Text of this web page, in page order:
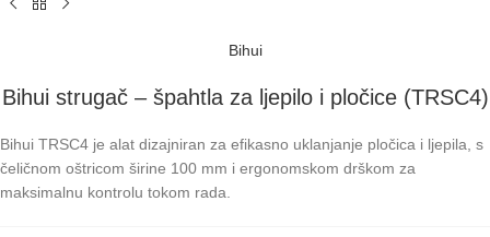
Bihui
Bihui strugač – špahtla za ljepilo i pločice (TRSC4)
Bihui TRSC4 je alat dizajniran za efikasno uklanjanje pločica i ljepila, s
čeličnom oštricom širine 100 mm i ergonomskom drškom za
maksimalnu kontrolu tokom rada.